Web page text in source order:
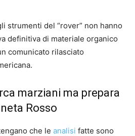
strumenti del “rover” non hanno
definitiva di materiale organico
comunicato rilasciato
marziani ma prepara
Rosso
che le analisi fatte sono